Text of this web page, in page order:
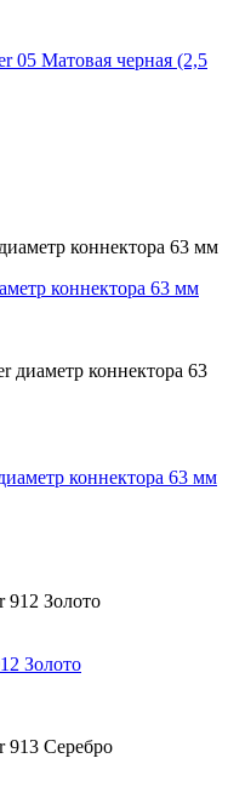
05 Матовая черная (2,5
коннектора 63 мм
коннектора 63 мм
Золото